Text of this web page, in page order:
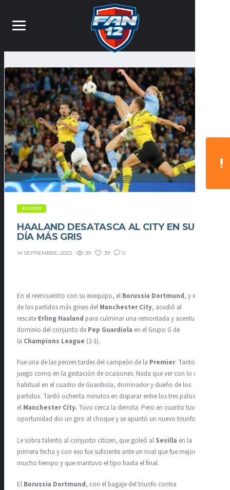
SOCCER
HAALAND DESATASCA AL CITY EN SU
DÍA MÁS GRIS
14 SEPTIEMBRE, 2022 39 39 0
En el reencuentro con su exequipo, el Borussia Dortmund, y en uno
de los partidos más grises del Manchester City, acudió al
rescate Erling Haaland para culminar una remontada y acentuar el
dominio del conjunto de Pep Guardiola en el Grupo G de
la Champions League (2-1).
Fue una de las peores tardes del campeón de la Premier. Tanto en el
juego como en la gestación de ocasiones. Nada que ver con lo que es
habitual en el cuadro de Guardiola, dominador y dueño de los
partidos. Tardó ochenta minutos en disparar entre los tres palos
el Manchester City. Tuvo cerca la derrota. Pero en cuanto tuvo
oportunidad dio un giro al choque y se apuntó un nuevo triunfo.
Le sobra talento al conjunto citizen, que goleó al Sevilla en la
primera fecha y con eso fue suficiente ante un rival que fue mejor
mucho tiempo y que mantuvo el tipo hasta el final.
El Borussia Dortmund, con el bagaje del triunfo contra